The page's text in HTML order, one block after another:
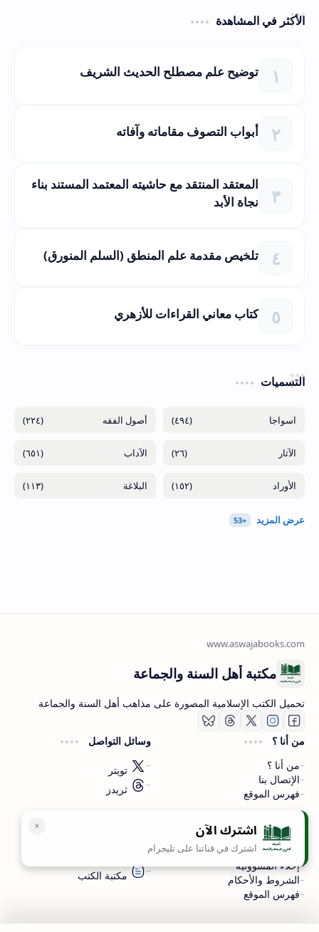
الأكثر في المشاهدة
توضيح علم مصطلح الحديث الشريف
أبواب التصوف مقاماته وآفاته
المعتقد المنتقد مع حاشيته المعتمد المستند بناء
نجاة الأبد
تلخيص مقدمة علم المنطق (السلم المنورق)
كتاب معاني القراءات للأزهري
التسميات
(٤٩٤) (٢٢٤)
(٢٦) (٦٥١)
(١٥٢) (١١٣)
اشترك الآن
اشترك في قناتنا على تليجرام
مكتبة أهل السنة والجماعة
تحميل الكتب الإسلامية المصورة على مذاهب أهل السنة والجماعة
من أنا ؟
من أنا ؟
الإتصال بنا
فهرس الموقع
وسائل التواصل
تويتر
ثريدز
سياسة الخصوصية
سياسة الخصوصية
إخلاء المسؤولية
الشروط والأحكام
فهرس الموقع
مكتبة الكتب